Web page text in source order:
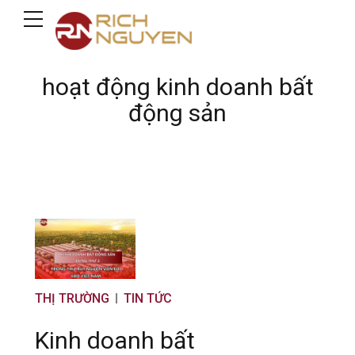
hoạt động kinh doanh bất
động sản
THỊ TRƯỜNG TIN TỨC
Kinh doanh bất